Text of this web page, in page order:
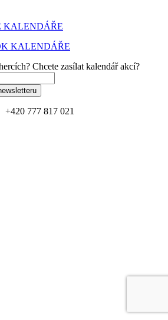
KALENDÁŘE
KALENDÁŘE
Chcete zasílat kalendář akcí?
+420 777 817 021